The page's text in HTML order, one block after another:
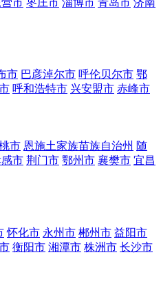
市 巴彦淖尔市 呼伦贝尔市 鄂
呼和浩特市 兴安盟市 赤峰市
市 恩施土家族苗族自治州 随
市 荆门市 鄂州市 襄樊市 宜昌
怀化市 永州市 郴州市 益阳市
衡阳市 湘潭市 株洲市 长沙市